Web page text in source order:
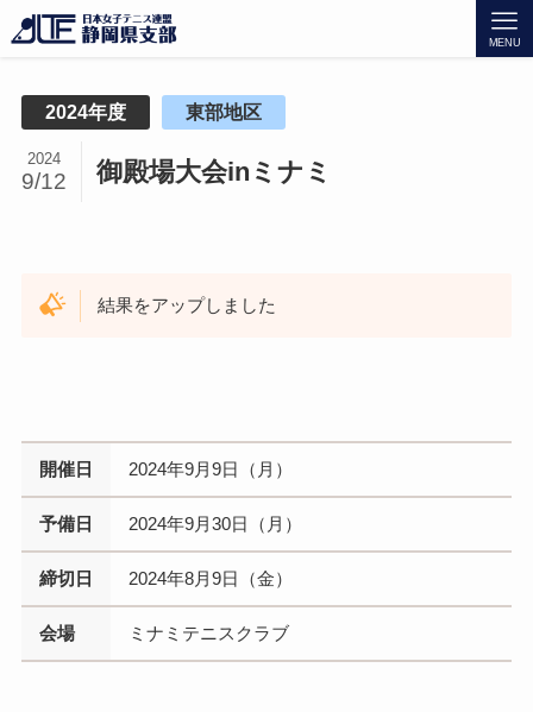
MENU
2024年度 東部地区
御殿場大会inミナミ
2024
9/12
結果をアップしました
開催日 2024年9月9日（月）
予備日 2024年9月30日（月）
締切日 2024年8月9日（金）
会場 ミナミテニスクラブ